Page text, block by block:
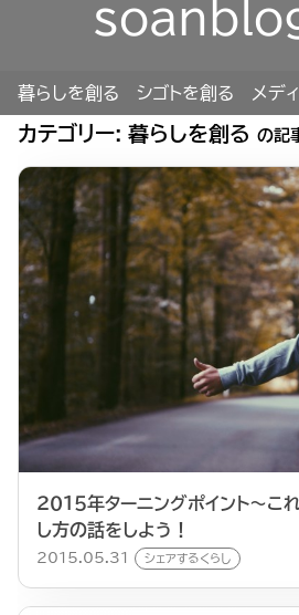
暮らしを創る シゴトを創る メデ
カテゴリー: 暮らしを創る の記
２０１５年ターニングポイント〜
し方の話をしよう！
2015.05.31 シェアするくらし